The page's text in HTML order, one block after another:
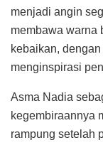
menjadi angin
membawa warna
kebaikan,
menginspirasi
Asma Nadia
kegembiraannya
rampung setelah